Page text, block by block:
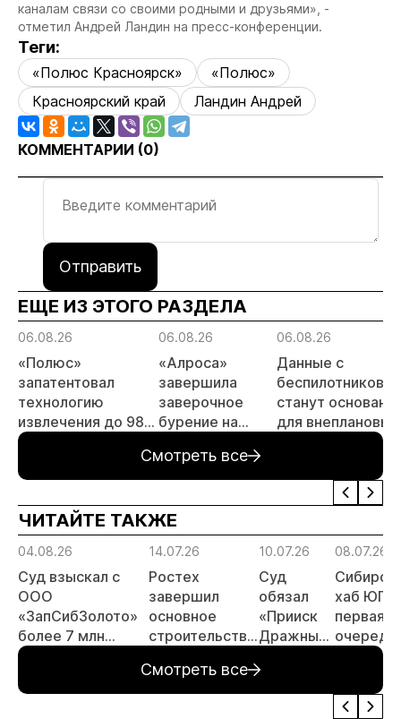
каналам связи со своими родными и друзьями», -
отметил Андрей Ландин на пресс-конференции.
Теги:
«Полюс Красноярск»
«Полюс»
Красноярский край
Ландин Андрей
КОММЕНТАРИИ (0)
Отправить
ЕЩЕ ИЗ ЭТОГО РАЗДЕЛА
06.08.26
«Полюс»
запатентовал
технологию
извлечения до 98%
золота из
металлургического
шлака
06.08.26
«Алроса»
завершила
заверочное
бурение на
месторождении
Дегдекан
06.08.26
Данные с
беспилотников
станут
для внеплановых
Смотреть все
ЧИТАЙТЕ ТАКЖЕ
04.08.26
Суд взыскал с
ООО
«ЗапСибЗолото»
более 7 млн
рублей за
природоохранных
требований при
14.07.26
Ростех
завершил
основное
строительство
ГОКа в
Арктике
10.07.26
Суд
обязал
«Прииск
Дражный»
1,5 тонны
мальков в
реку
08.07.26
хаб ЮГК:
первая
очередь
выходит
Смотреть все